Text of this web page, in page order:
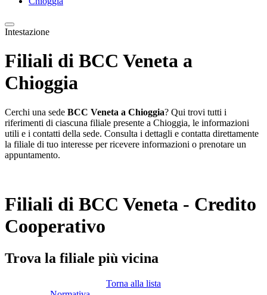
Intestazione
Filiali di BCC Veneta a
Chioggia
Cerchi una sede BCC Veneta a Chioggia? Qui trovi tutti i
riferimenti di ciascuna filiale presente a Chioggia, le informazioni
utili e i contatti della sede. Consulta i dettagli e contatta direttamente
la filiale di tuo interesse per ricevere informazioni o prenotare un
appuntamento.
Filiali di BCC Veneta - Credito
Cooperativo
Trova la filiale più vicina
Torna alla lista